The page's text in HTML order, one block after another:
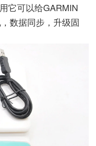
它可以给GARMIN
数据同步，升级固